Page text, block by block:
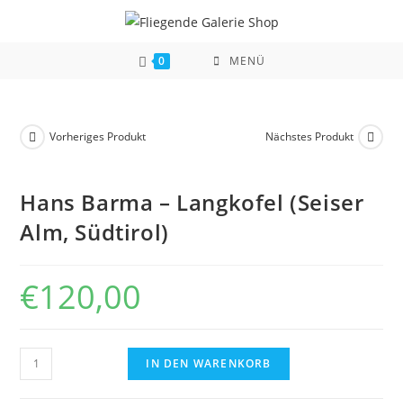
0 MENÜ
Vorheriges Produkt Nächstes Produkt
Hans Barma – Langkofel (Seiser
Alm, Südtirol)
€120,00
Hans
Barma
IN DEN WARENKORB